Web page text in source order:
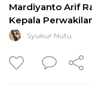
Mardiyanto Arif
Kepala
Syukur Nutu